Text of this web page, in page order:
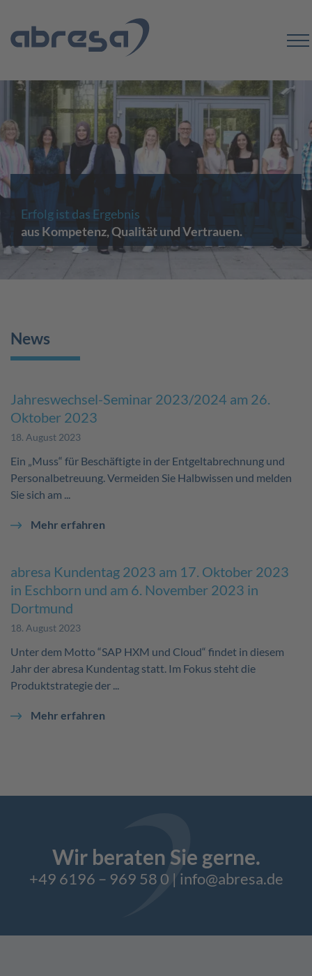
Erfolg ist das Ergebnis
aus Kompetenz, Qualität und Vertrauen.
News
Jahreswechsel-Seminar 2023/2024 am 26.
Oktober 2023
18. August 2023
Ein „Muss“ für Beschäftigte in der Entgeltabrechnung und
Personalbetreuung. Vermeiden Sie Halbwissen und melden
Sie sich am ...
Mehr erfahren
abresa Kundentag 2023 am 17. Oktober 2023
in Eschborn und am 6. November 2023 in
Dortmund
18. August 2023
Unter dem Motto “SAP HXM und Cloud“ findet in diesem
Jahr der abresa Kundentag statt. Im Fokus steht die
Produktstrategie der ...
Mehr erfahren
Wir beraten Sie gerne.
+49 6196 – 969 58 0 | info@abresa.de